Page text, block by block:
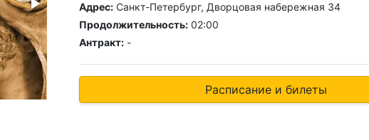
Адрес: Санкт-Петербург, Дворцовая набережная 34
Продолжительность: 02:00
Антракт: -
Расписание и билеты